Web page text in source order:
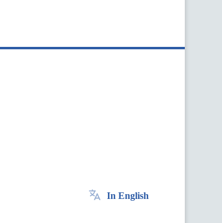
In English